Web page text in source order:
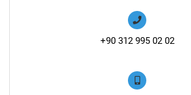
+90 312 995 02 02